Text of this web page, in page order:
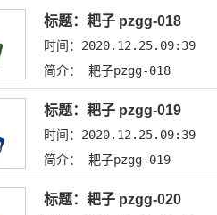
标题：耙子 pzgg-018
时间：2020.12.25.09:39
简介： 耙子pzgg-018
标题：耙子 pzgg-019
时间：2020.12.25.09:39
简介： 耙子pzgg-019
标题：耙子 pzgg-020